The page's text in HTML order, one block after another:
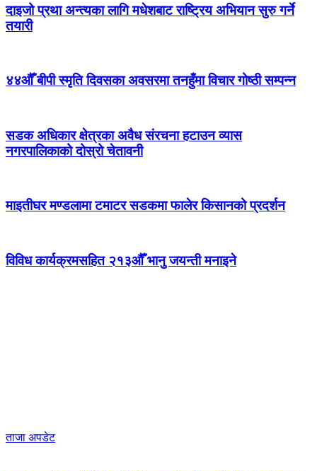
दाइजो प्रथा अन्त्यका लागि मधेशबाट राष्ट्रिय अभियान सुरु गर्ने
तयारी
४४औँ बीपी स्मृति दिवसका अवसरमा तनहुँमा विचार गोष्ठी सम्पन्न
सडक अधिकार क्षेत्रका अवैध संरचना हटाउन व्यास
नगरपालिकाको दोस्रो चेतावनी
माइतीघर मण्डलामा टमाटर सडकमा फालेर किसानको प्रदर्शन
विविध कार्यक्रमसहित २१३औँ भानु जयन्ती मनाइने
ताजा अपडेट